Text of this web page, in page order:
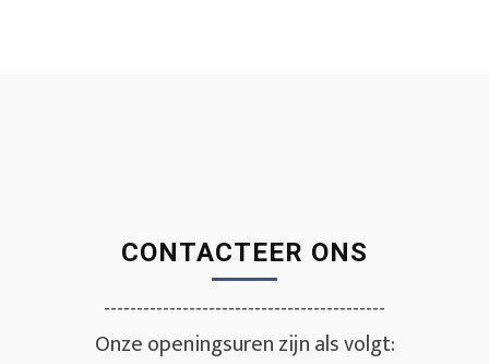
CONTACTEER ONS
-------------------------------------------
Onze openingsuren zijn als volgt: